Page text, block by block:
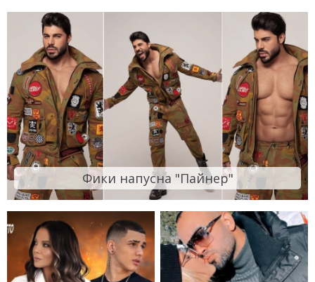
Фики напусна "Пайнер"